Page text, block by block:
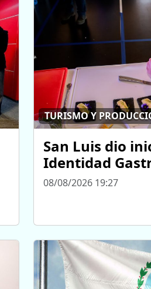
TURISMO Y
San Luis dio
Identidad
08/08/2026 19:27